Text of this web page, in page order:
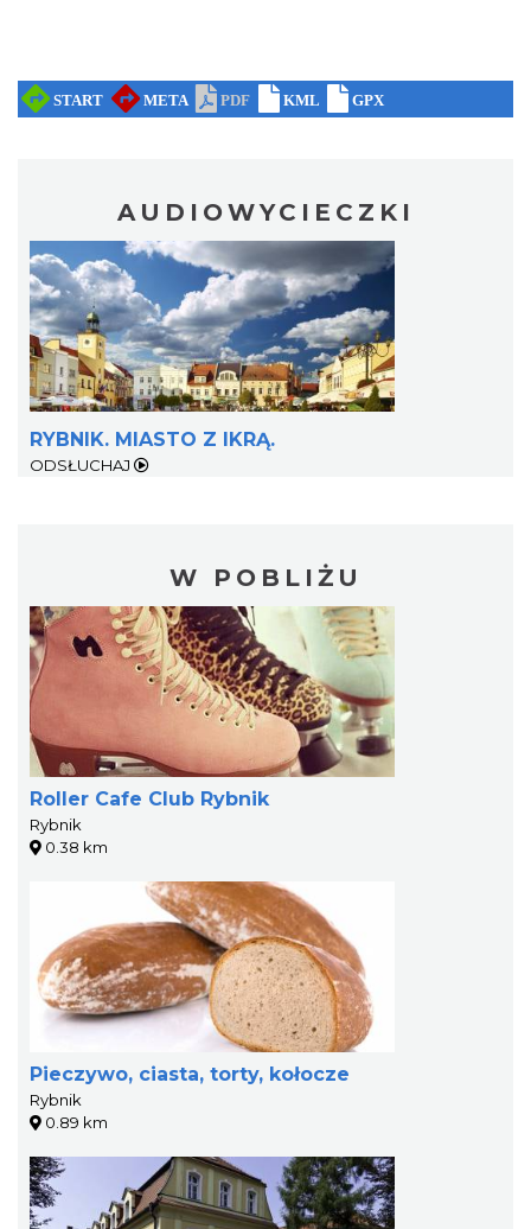
AUDIOWYCIECZKI
RYBNIK. MIASTO Z IKRĄ.
ODSŁUCHAJ
W POBLIŻU
Roller Cafe Club Rybnik
Rybnik
0.38 km
Pieczywo, ciasta, torty, kołocze
Rybnik
0.89 km